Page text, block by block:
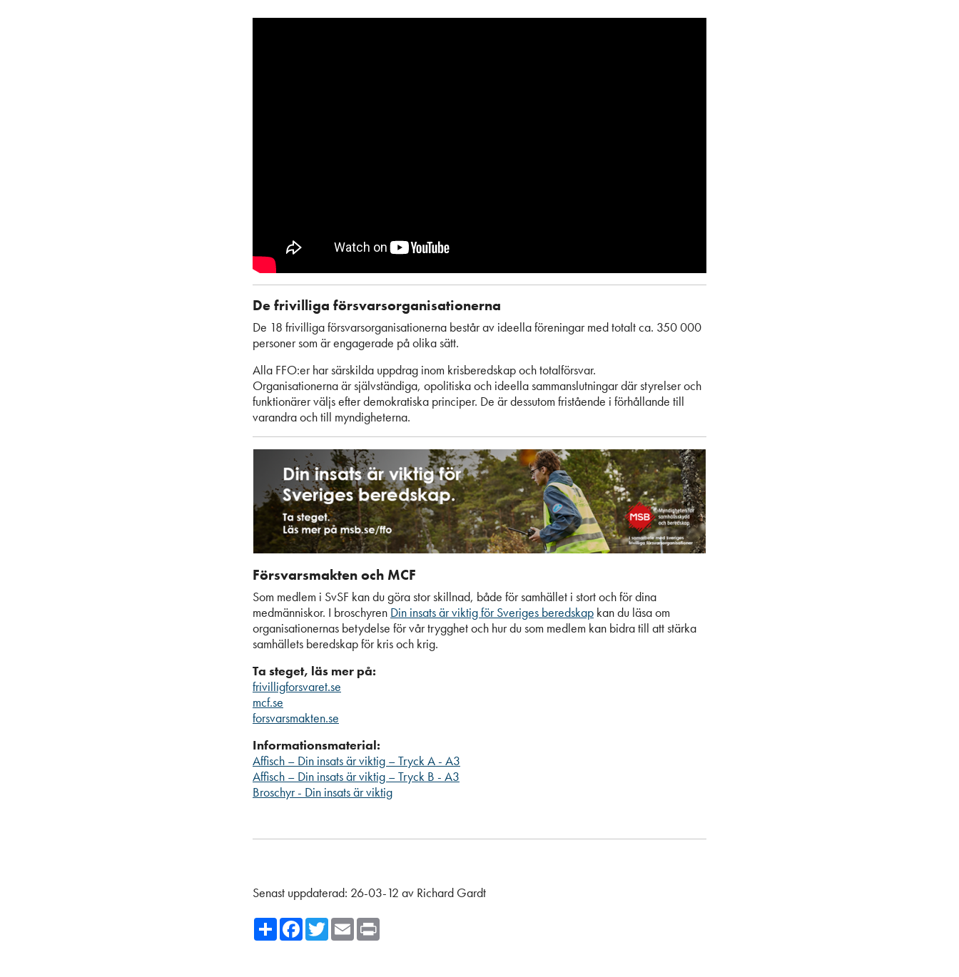
De frivilliga försvarsorganisationerna
De 18 frivilliga försvarsorganisationerna består av ideella föreningar med totalt ca. 350 000
personer som är engagerade på olika sätt.
Alla FFO:er har särskilda uppdrag inom krisberedskap och totalförsvar.
Organisationerna är självständiga, opolitiska och ideella sammanslutningar där styrelser och
funktionärer väljs efter demokratiska principer. De är dessutom fristående i förhållande till
varandra och till myndigheterna.
Försvarsmakten och MCF
Som medlem i SvSF kan du göra stor skillnad, både för samhället i stort och för dina
medmänniskor. I broschyren Din insats är viktig för Sveriges beredskap kan du läsa om
organisationernas betydelse för vår trygghet och hur du som medlem kan bidra till att stärka
samhällets beredskap för kris och krig.
Ta steget, läs mer på:
frivilligforsvaret.se
mcf.se
forsvarsmakten.se
Informationsmaterial:
Affisch – Din insats är viktig – Tryck A - A3
Affisch – Din insats är viktig – Tryck B - A3
Broschyr - Din insats är viktig
Senast uppdaterad: 26-03-12 av Richard Gardt
ShareFacebook
TwitterEmail